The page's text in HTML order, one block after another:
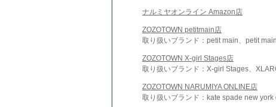
ナルミヤオンライン Amazon店
ZOZOTOWN petitmain店
取り扱いブランド：petit main、petit
ZOZOTOWN X-girl Stages店
取り扱いブランド：X-girl Stages、
ZOZOTOWN NARUMIYA ONLINE店
取り扱いブランド：kate spade new